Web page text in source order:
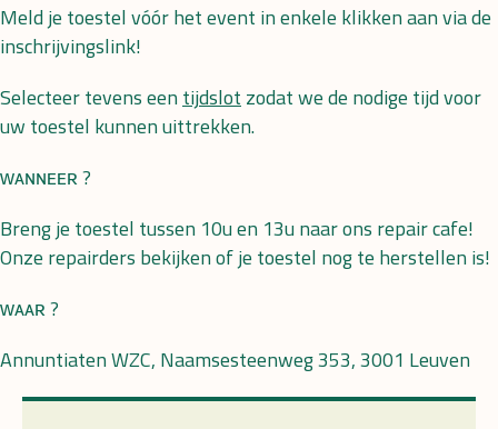
Meld je toestel vóór het event in enkele klikken aan via de
inschrijvingslink!
Selecteer tevens een tijdslot zodat we de nodige tijd voor
uw toestel kunnen uittrekken.
ᴡᴀɴɴᴇᴇʀ ?
Breng je toestel tussen 10u en 13u naar ons repair cafe!
Onze repairders bekijken of je toestel nog te herstellen is!
ᴡᴀᴀʀ ?
Annuntiaten WZC, Naamsesteenweg 353, 3001 Leuven